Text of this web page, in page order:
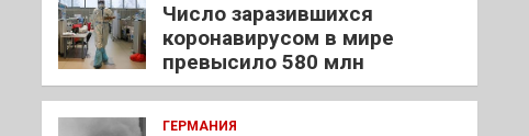
Число заразившихся
коронавирусом в мире
превысило 580 млн
ГЕРМАНИЯ